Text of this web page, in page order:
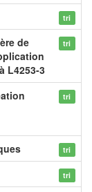
tri
de
L4253-3
tri
tri
tri
tri